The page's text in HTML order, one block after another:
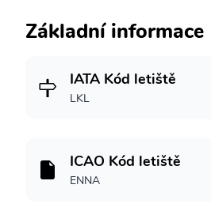
Základní informace
IATA Kód letiště
LKL
ICAO Kód letiště
ENNA